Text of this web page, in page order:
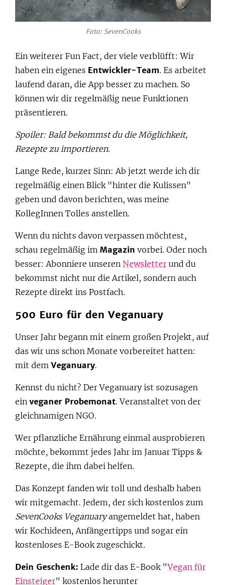
Foto: SevenCooks
Ein weiterer Fun Fact, der viele verblüfft: Wir
haben ein eigenes Entwickler-Team. Es arbeitet
laufend daran, die App besser zu machen. So
können wir dir regelmäßig neue Funktionen
präsentieren.
Spoiler: Bald bekommst du die Möglichkeit,
Rezepte zu importieren.
Lange Rede, kurzer Sinn: Ab jetzt werde ich dir
regelmäßig einen Blick "hinter die Kulissen"
geben und davon berichten, was meine
KollegInnen Tolles anstellen.
Wenn du nichts davon verpassen möchtest,
schau regelmäßig im Magazin vorbei. Oder noch
besser: Abonniere unseren Newsletter und du
bekommst nicht nur die Artikel, sondern auch
Rezepte direkt ins Postfach.
500 Euro für den Veganuary
Unser Jahr begann mit einem großen Projekt, auf
das wir uns schon Monate vorbereitet hatten:
mit dem Veganuary.
Kennst du nicht? Der Veganuary ist sozusagen
ein veganer Probemonat. Veranstaltet von der
gleichnamigen NGO.
Wer pflanzliche Ernährung einmal ausprobieren
möchte, bekommt jedes Jahr im Januar Tipps &
Rezepte, die ihm dabei helfen.
Das Konzept fanden wir toll und deshalb haben
wir mitgemacht. Jedem, der sich kostenlos zum
SevenCooks Veganuaryangemeldet hat, haben
wir Kochideen, Anfängertipps und sogar ein
kostenloses E-Book zugeschickt.
Dein Geschenk: Lade dir das E-Book "Vegan für
Einsteiger" kostenlos herunter